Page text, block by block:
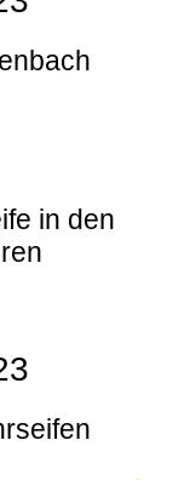
in den